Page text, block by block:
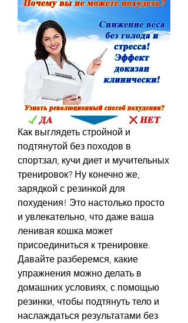
Как выглядеть стройной и
подтянутой без походов в
спортзал, кучи диет и мучительных
тренировок? Ну конечно же,
зарядкой с резинкой для
похудения! Это настолько просто
и увлекательно, что даже ваша
ленивая кошка может
присоединиться к тренировке.
Давайте разберемся, какие
упражнения можно делать в
домашних условиях, с помощью
резинки, чтобы подтянуть тело и
наслаждаться результатами без